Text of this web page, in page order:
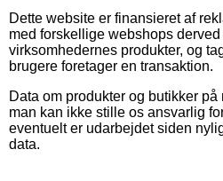
Dette website er finansieret af
med forskellige webshops
virksomhedernes produkter, og
brugere foretager en transaktion.
Data om produkter og butikker
man kan ikke stille os ansvarlig
eventuelt er udarbejdet siden
data.